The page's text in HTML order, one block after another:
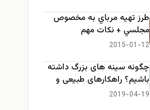
طرز تهيه مرباي به مخصوص
مجلسي + نكات مهم
2015-01-12
چگونه سینه های بزرگ داشته
باشیم؟ راهکارهای طبیعی و
خانگی برای بزرگ کردن سینه
2019-04-19